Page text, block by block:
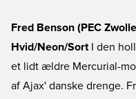
Fred Benson (PEC
Hvid/Neon/Sort I den
et lidt ældre Mercurial-
af Ajax' danske drenge.